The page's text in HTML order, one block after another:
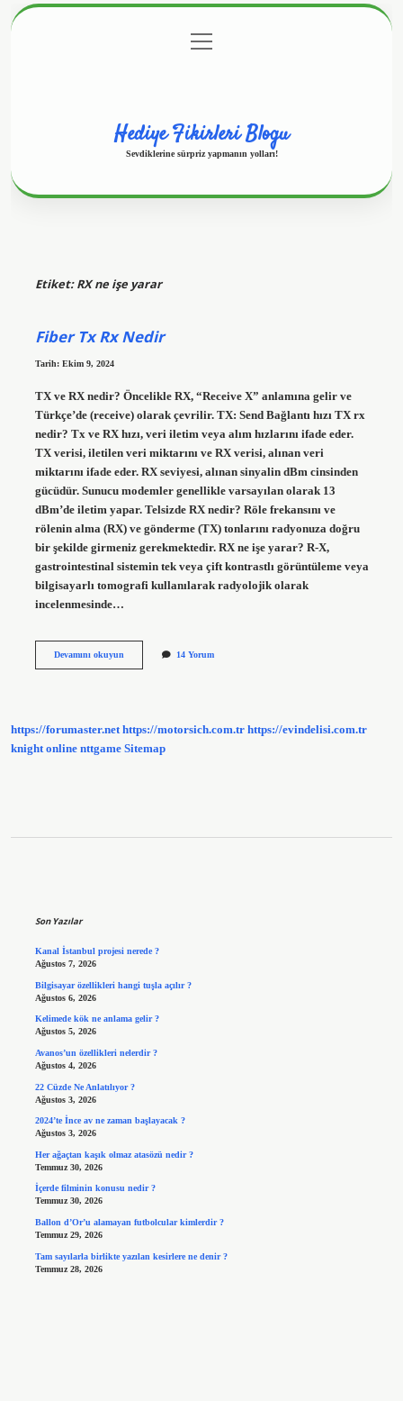
Gizlilik Politikası
menüyü
aç
Hediye Fikirleri Blogu
Sevdiklerine sürpriz yapmanın yolları!
Etiket:RX ne işe yarar
Fiber Tx Rx Nedir
Tarih: Ekim 9, 2024
TX ve RX nedir? Öncelikle RX, “Receive X” anlamına gelir ve
Türkçe’de (receive) olarak çevrilir. TX: Send Bağlantı hızı TX rx
nedir? Tx ve RX hızı, veri iletim veya alım hızlarını ifade eder.
TX verisi, iletilen veri miktarını ve RX verisi, alınan veri
miktarını ifade eder. RX seviyesi, alınan sinyalin dBm cinsinden
gücüdür. Sunucu modemler genellikle varsayılan olarak 13
dBm’de iletim yapar. Telsizde RX nedir? Röle frekansını ve
rölenin alma (RX) ve gönderme (TX) tonlarını radyonuza doğru
bir şekilde girmeniz gerekmektedir. RX ne işe yarar? R-X,
gastrointestinal sistemin tek veya çift kontrastlı görüntüleme veya
bilgisayarlı tomografi kullanılarak radyolojik olarak
incelenmesinde…
Devamını okuyunFiber
14 Yorum
https://forumaster.net https://motorsich.com.tr https://evindelisi.com.tr
knight online nttgame Sitemap
Son Yazılar
Kanal İstanbul projesi nerede ?
Ağustos 7, 2026
Bilgisayar özellikleri hangi tuşla açılır ?
Ağustos 6, 2026
Kelimede kök ne anlama gelir ?
Ağustos 5, 2026
Avanos’un özellikleri nelerdir ?
Ağustos 4, 2026
22 Cüzde Ne Anlatılıyor ?
Ağustos 3, 2026
2024’te İnce av ne zaman başlayacak ?
Ağustos 3, 2026
Her ağaçtan kaşık olmaz atasözü nedir ?
Temmuz 30, 2026
İçerde filminin konusu nedir ?
Temmuz 30, 2026
Ballon d’Or’u alamayan futbolcular kimlerdir ?
Temmuz 29, 2026
Tam sayılarla birlikte yazılan kesirlere ne denir ?
Temmuz 28, 2026